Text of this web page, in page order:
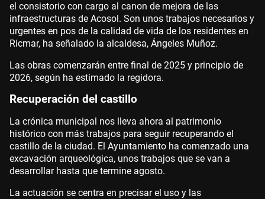
el consistorio con cargo al canon de mejora de las
infraestructuras de Acosol. Son unos trabajos necesarios y
urgentes en pos de la calidad de vida de los residentes en
Ricmar, ha señalado la alcaldesa, Ángeles Muñoz.
Las obras comenzarán entre final de 2025 y principio de
2026, según ha estimado la regidora.
Recuperación del castillo
La crónica municipal nos lleva ahora al patrimonio
histórico con más trabajos para seguir recuperando el
castillo de la ciudad. El Ayuntamiento ha comenzado una
excavación arqueológica, unos trabajos que se van a
desarrollar hasta que termine agosto.
La actuación se centra en precisar el uso y las